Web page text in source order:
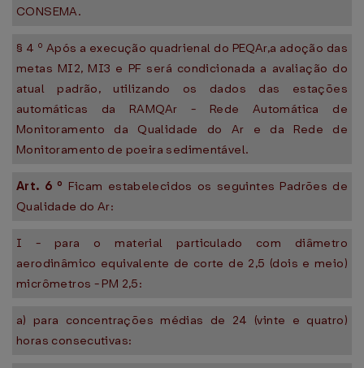
CONSEMA.
§ 4 º Após a execução quadrienal do PEQAr,a adoção das
metas MI2, MI3 e PF será condicionada a avaliação do
atual padrão, utilizando os dados das estações
automáticas da RAMQAr - Rede Automática de
Monitoramento da Qualidade do Ar e da Rede de
Monitoramento de poeira sedimentável.
Art. 6 º Ficam estabelecidos os seguintes Padrões de
Qualidade do Ar:
I - para o material particulado com diâmetro
aerodinâmico equivalente de corte de 2,5 (dois e meio)
micrômetros - PM 2,5:
a) para concentrações médias de 24 (vinte e quatro)
horas consecutivas: